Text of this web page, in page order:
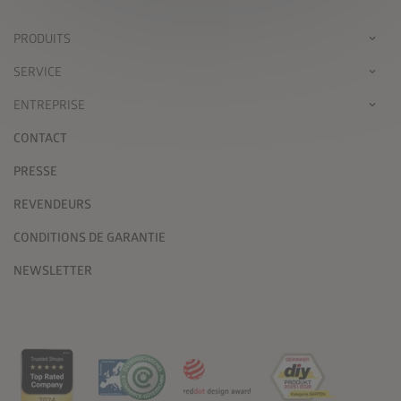
PRODUITS
SERVICE
ENTREPRISE
CONTACT
PRESSE
REVENDEURS
CONDITIONS DE GARANTIE
NEWSLETTER